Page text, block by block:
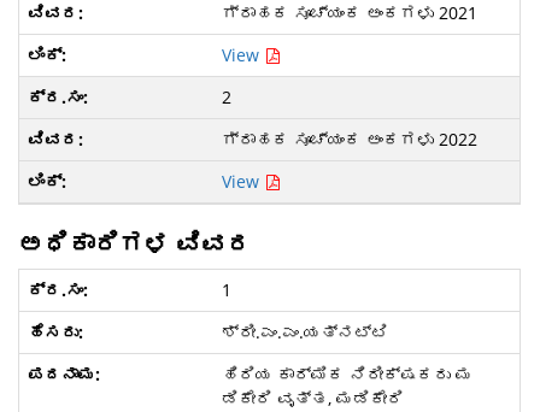
ಗ್ರಾಹಕ ಸೂಚ್ಯಂಕ ಅಂಕಗಳು 2021
View
2
ಗ್ರಾಹಕ ಸೂಚ್ಯಂಕ ಅಂಕಗಳು 2022
View
ಅಧಿಕಾರಿಗಳ ವಿವರ
1
ಶ್ರೀ.ಎಂ.ಎಂ.ಯತ್ನಟ್ಟಿ
ಹಿರಿಯ ಕಾರ್ಮಿಕ ನಿರೀಕ್ಷಕರು ಮ
ಡಿಕೇರಿ ವೃತ್ತ, ಮಡಿಕೇರಿ